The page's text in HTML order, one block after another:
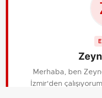
Merhaba, ben
İzmir'den